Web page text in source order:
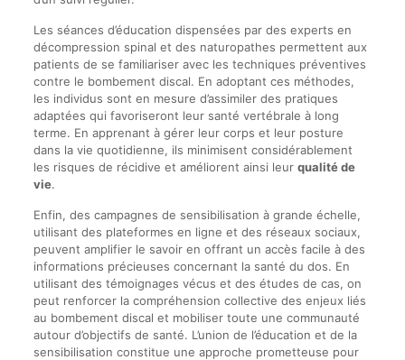
Les séances d’éducation dispensées par des experts en
décompression spinal et des naturopathes permettent aux
patients de se familiariser avec les techniques préventives
contre le bombement discal. En adoptant ces méthodes,
les individus sont en mesure d’assimiler des pratiques
adaptées qui favoriseront leur santé vertébrale à long
terme. En apprenant à gérer leur corps et leur posture
dans la vie quotidienne, ils minimisent considérablement
les risques de récidive et améliorent ainsi leur qualité de
vie.
Enfin, des campagnes de sensibilisation à grande échelle,
utilisant des plateformes en ligne et des réseaux sociaux,
peuvent amplifier le savoir en offrant un accès facile à des
informations précieuses concernant la santé du dos. En
utilisant des témoignages vécus et des études de cas, on
peut renforcer la compréhension collective des enjeux liés
au bombement discal et mobiliser toute une communauté
autour d’objectifs de santé. L’union de l’éducation et de la
sensibilisation constitue une approche prometteuse pour